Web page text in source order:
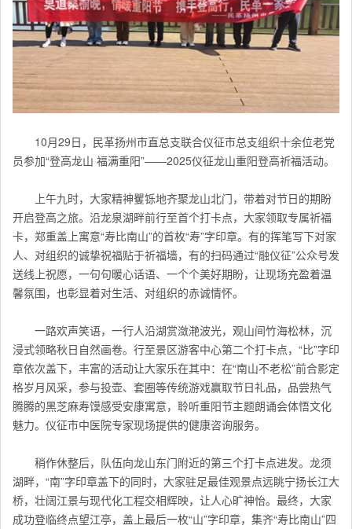
10月29日，民革扬州市直总支联合仪征市总支组织十余位老党
员参加“登高龙山 福满重阳”——2025仪征龙山重阳登高祈福活动。
上午九时，大家精神矍铄地齐聚龙山北门，带着对节日的期盼
开启登高之旅。沿龙泉湖畔前行至首个打卡点，大家领取专属祈福
卡，郑重盖上寓意“寿比南山”的首枚“寿”字印章。有的挥笔写下对家
人、对组织的诚挚祝福贴于祈福墙，有的扫码通过“融仪征”公众号发
送线上祝愿，一句句暖心话语、一个个美好期盼，让现场充盈着温
馨氛围，也彰显着对生活、对组织的赤诚情怀。
一路欢声笑语，一行人沿湖赏潋滟波光，观山间竹海松林，沉
浸式领略秋日自然画卷。行至景区游客中心第二个打卡点，“比”字印
章依次盖下，丰富的活动让大家乐在其中：在“南山不老松”前合影定
格岁月风采，参与投壶、套圈等传统游戏赢取节日礼品，品尝热气
腾腾的黑芝麻寿馍感受安康寓意，聆听重阳节主题朗诵会体悟文化
魅力。仪征市中医院专家现场提供的健康咨询服务。
稍作休整后，队伍向龙山东门附近的第三个打卡点进发。龙须
湖畔，“南”字印章盖下的同时，大家驻足最佳观景点远眺宁扬长江大
桥，壮阔江景与现代化工程交相辉映，让人心旷神怡。最终，大家
成功登临终点望江亭，盖上最后一枚“山”字印章，集齐“寿比南山”四